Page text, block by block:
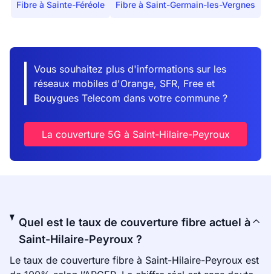
Fibre à Sainte-Féréole Fibre à Saint-Germain-les-Vergnes
Vous souhaitez plus d'informations sur les
réseaux mobiles d'Orange, SFR, Free et
Bouygues Telecom dans votre commune ?
La couverture 5G à Saint-Hilaire-Peyroux
Quel est le taux de couverture fibre actuel à
Saint-Hilaire-Peyroux ?
Le taux de couverture fibre à Saint-Hilaire-Peyroux est